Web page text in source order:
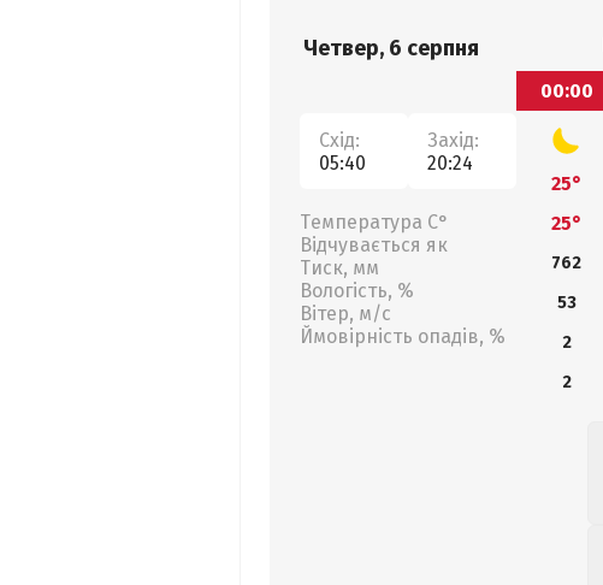
Четвер, 6 серпня
Схід:
05:40
Захід:
20:24
Температура С°
Відчувається як
Тиск, мм
Вологість, %
Вітер, м/с
Ймовірність опадів, %
00:00
25°
25°
762
53
2
2